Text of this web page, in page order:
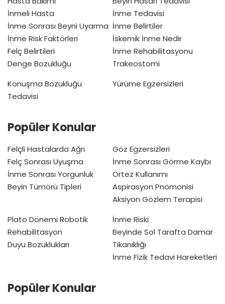
İnmeli Hasta
İnme Sonrası Beyni Uyarma
İnme Risk Faktörleri
Felç Belirtileri
Denge Bozukluğu
İnme Tedavisi
İnme Belirtiler
İskemik İnme Nedir
İnme Rehabilitasyonu
Trakeostomi
Konuşma Bozukluğu
Tedavisi
Yürüme Egzersizleri
Popüler Konular
Felçli Hastalarda Ağrı
Felç Sonrası Uyuşma
İnme Sonrası Yorgunluk
Beyin Tümörü Tipleri
Göz Egzersizleri
İnme Sonrası Görme Kaybı
Ortez Kullanımı
Aspirasyon Pnömonisi
Aksiyon Gözlem Terapisi
Plato Dönemi Robotik
Rehabilitasyon
Duyu Bozuklukları
İnme Riski
Beyinde Sol Tarafta Damar
Tıkanıklığı
İnme Fizik Tedavi Hareketleri
Popüler Konular